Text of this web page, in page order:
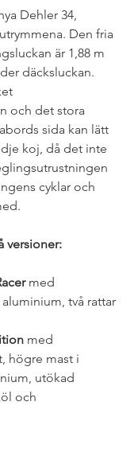
Dehler 34,
Den fria
är 1,88 m
däcksluckan.
och det stora
sida kan lätt
koj, då det inte
cyklar och
versioner:
med
två rattar
med
högre mast i
utökad
och